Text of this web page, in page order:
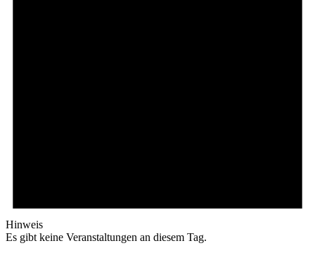
Hinweis
Es gibt keine Veranstaltungen an diesem Tag.